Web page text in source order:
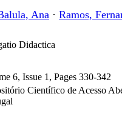
Ana · Ramos,
Didactica
6, Issue 1, Pages 330-342
Científico de Acesso